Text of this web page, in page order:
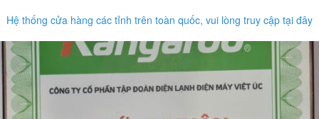
Hệ thống cửa hàng các tỉnh trên toàn quốc, vui lòng truy cập tại đây